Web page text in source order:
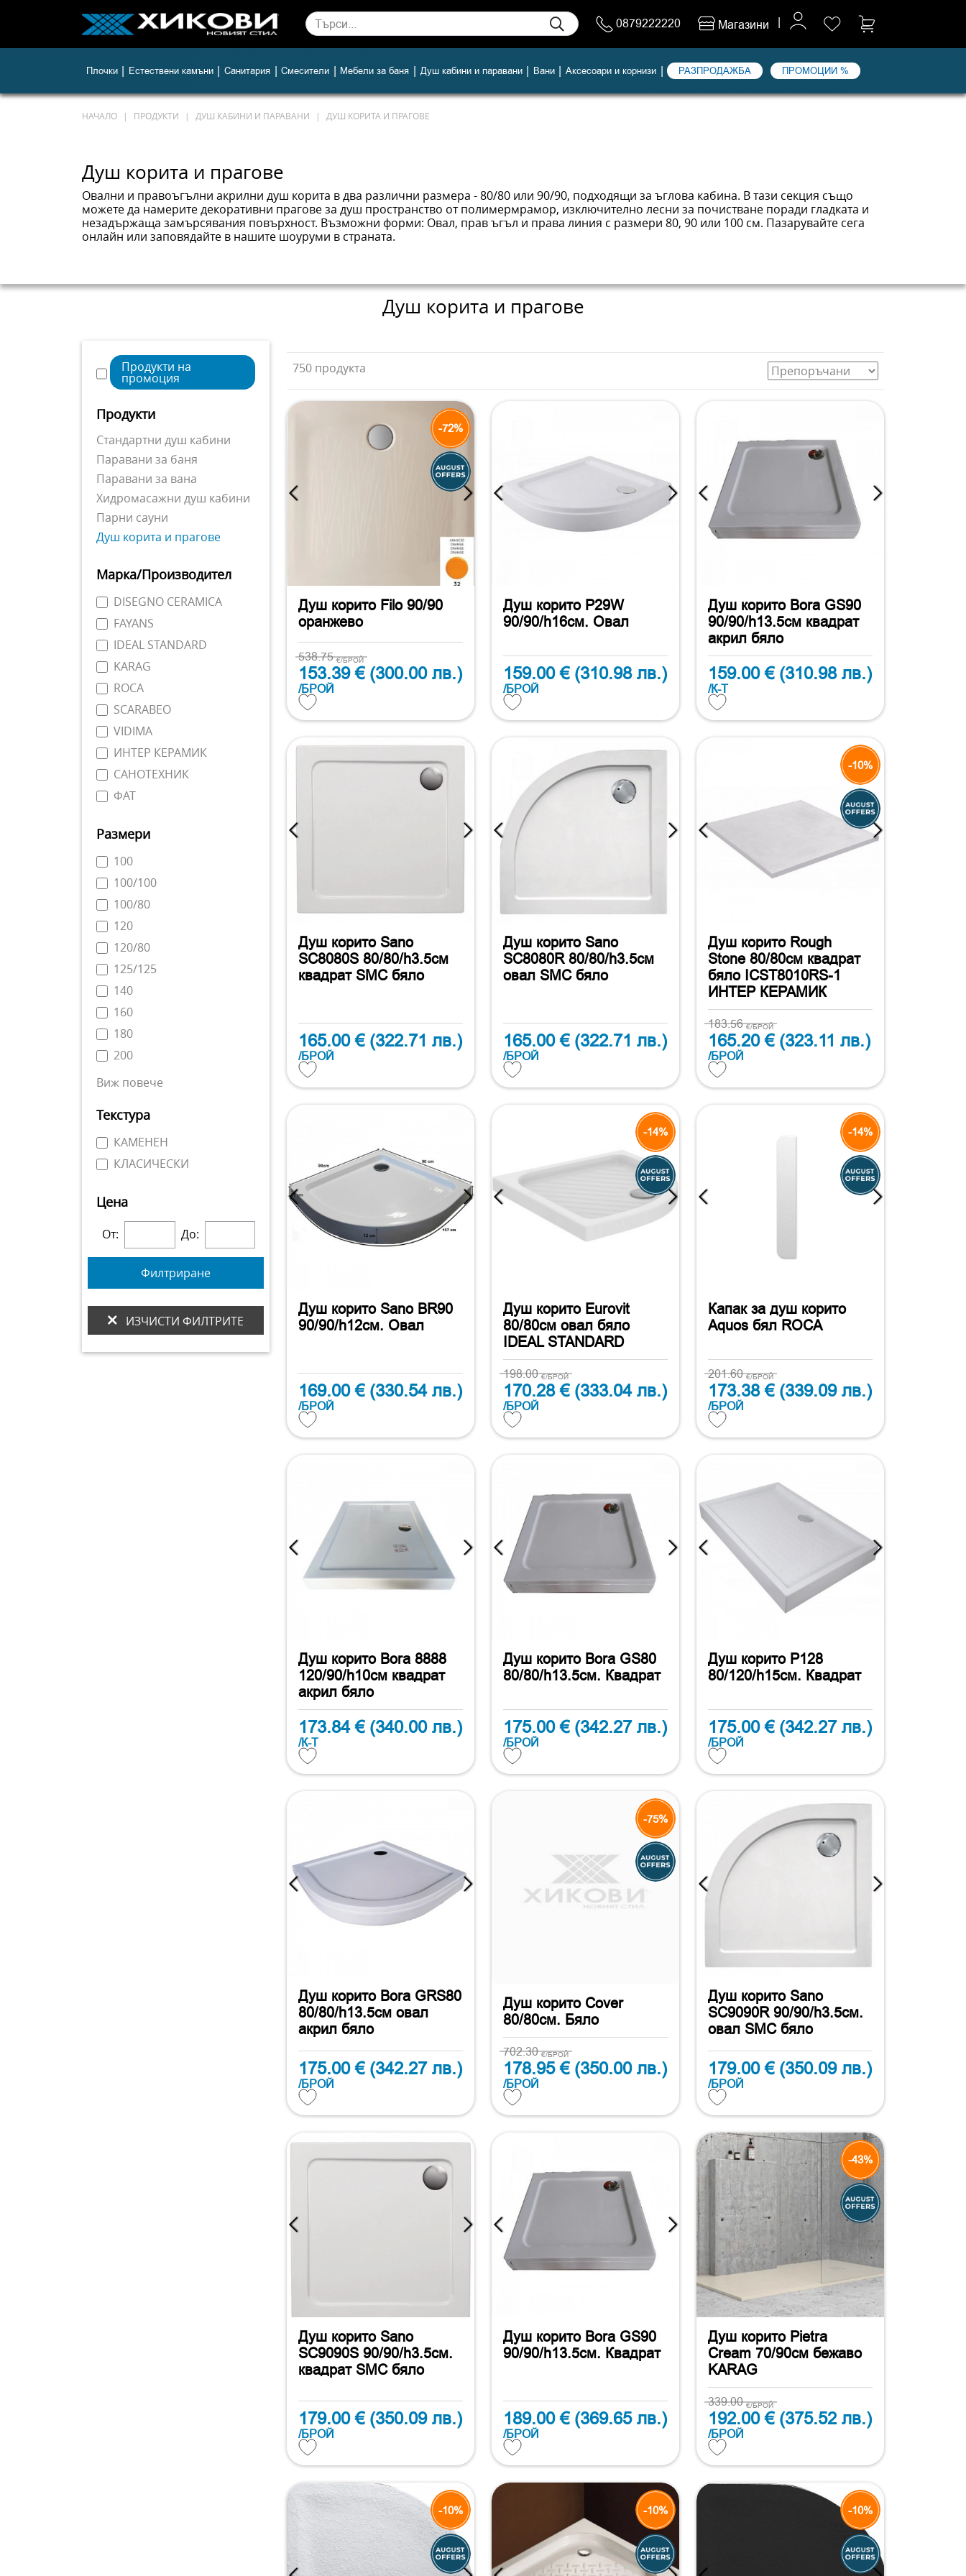
0879222220 Магазини |
Плочки | Естествени камъни | Санитария | Смесители | Мебели за баня | Душ кабини и паравани | Вани | Аксесоари и корнизи | РАЗПРОДАЖБА ПРОМОЦИИ %
НАЧАЛО ПРОДУКТИ ДУШ КАБИНИ И ПАРАВАНИ ДУШ КОРИТА И ПРАГОВЕ
Душ корита и прагове
Овални и правоъгълни акрилни душ корита в два различни размера - 80/80 или 90/90, подходящи за ъглова кабина. В тази секция също
можете да намерите декоративни прагове за душ пространство от полимермрамор, изключително лесни за почистване поради гладката и
незадържаща замърсявания повърхност. Възможни форми: Овал, прав ъгъл и права линия с размери 80, 90 или 100 см. Пазарувайте сега
онлайн или заповядайте в нашите шоуруми в страната.
Душ корита и прагове
Продукти на
промоция
Продукти
Стандартни душ кабини
Паравани за баня
Паравани за вана
Хидромасажни душ кабини
Парни сауни
Душ корита и прагове
Марка/Производител
DISEGNO CERAMICA
FAYANS
IDEAL STANDARD
KARAG
ROCA
SCARABEO
VIDIMA
ИНТЕР КЕРАМИК
САНОТЕХНИК
ФАТ
Размери
100
100/100
100/80
120
120/80
125/125
140
160
180
200
Виж повече
Текстура
КАМЕНЕН
КЛАСИЧЕСКИ
Цена
От: До:
Филтриране
ИЗЧИСТИ ФИЛТРИТЕ
750 продукта
-72%
Душ корито Filo 90/90
оранжево
538.75€/БРОЙ
153.39 € (300.00 лв.)
/БРОЙ
Душ корито P29W
90/90/h16см. Овал
159.00 € (310.98 лв.)
/БРОЙ
Душ корито Bora GS90
90/90/h13.5см квадрат
акрил бяло
159.00 € (310.98 лв.)
/К-Т
Душ корито Sano
SC8080S 80/80/h3.5см
квадрат SMC бяло
165.00 € (322.71 лв.)
/БРОЙ
Душ корито Sano
SC8080R 80/80/h3.5см
овал SMC бяло
165.00 € (322.71 лв.)
/БРОЙ
-10%
Душ корито Rough
Stone 80/80см квадрат
бяло ICST8010RS-1
ИНТЕР КЕРАМИК
183.56€/БРОЙ
165.20 € (323.11 лв.)
/БРОЙ
Душ корито Sano BR90
90/90/h12см. Овал
169.00 € (330.54 лв.)
/БРОЙ
-14%
Душ корито Eurovit
80/80см овал бяло
IDEAL STANDARD
198.00€/БРОЙ
170.28 € (333.04 лв.)
/БРОЙ
-14%
Капак за душ корито
Aquos бял ROCA
201.60€/БРОЙ
173.38 € (339.09 лв.)
/БРОЙ
Душ корито Bora 8888
120/90/h10см квадрат
акрил бяло
173.84 € (340.00 лв.)
/К-Т
Душ корито Bora GS80
80/80/h13.5см. Квадрат
175.00 € (342.27 лв.)
/БРОЙ
Душ корито P128
80/120/h15см. Квадрат
175.00 € (342.27 лв.)
/БРОЙ
Душ корито Bora GRS80
80/80/h13.5см овал
акрил бяло
175.00 € (342.27 лв.)
/БРОЙ
-75%
Душ корито Cover
80/80см. Бяло
702.30€/БРОЙ
178.95 € (350.00 лв.)
/БРОЙ
Душ корито Sano
SC9090R 90/90/h3.5см.
овал SMC бяло
179.00 € (350.09 лв.)
/БРОЙ
Душ корито Sano
SC9090S 90/90/h3.5см.
квадрат SMC бяло
179.00 € (350.09 лв.)
/БРОЙ
Душ корито Bora GS90
90/90/h13.5см. Квадрат
189.00 € (369.65 лв.)
/БРОЙ
-43%
Душ корито Pietra
Cream 70/90см бежаво
KARAG
339.00€/БРОЙ
192.00 € (375.52 лв.)
/БРОЙ
-10% -10% -10%